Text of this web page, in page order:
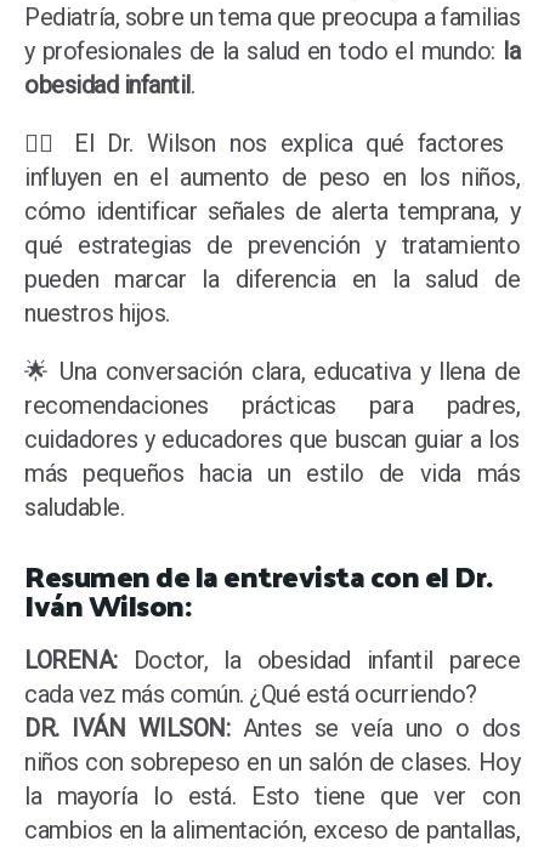
Pediatría, sobre un tema que preocupa a familias
y profesionales de la salud en todo el mundo: la
obesidad infantil.
👨‍⚕️ El Dr. Wilson nos explica qué factores
influyen en el aumento de peso en los niños,
cómo identificar señales de alerta temprana, y
qué estrategias de prevención y tratamiento
pueden marcar la diferencia en la salud de
nuestros hijos.
🌟 Una conversación clara, educativa y llena de
recomendaciones prácticas para padres,
cuidadores y educadores que buscan guiar a los
más pequeños hacia un estilo de vida más
saludable.
Resumen de la entrevista con el Dr.
Iván Wilson:
LORENA:Doctor, la obesidad infantil parece
cada vez más común. ¿Qué está ocurriendo?
DR. IVÁN WILSON:Antes se veía uno o dos
niños con sobrepeso en un salón de clases. Hoy
la mayoría lo está. Esto tiene que ver con
cambios en la alimentación, exceso de pantallas,